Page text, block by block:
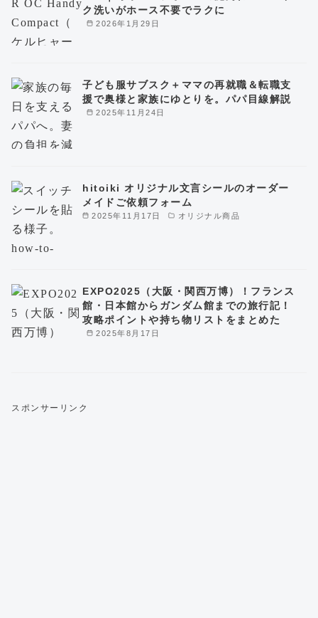
2026年1月29日
ク洗いがホース不要でラクに
2025年11月24日
子ども服サブスク＋ママの再就職＆転職支
援で奥様と家族にゆとりを。パパ目線解説
2025年11月17日 オリジナル商品
hitoiki オリジナル文言シールのオーダー
メイドご依頼フォーム
2025年8月17日
EXPO2025（大阪・関西万博）！フランス
館・日本館からガンダム館までの旅行記！
攻略ポイントや持ち物リストをまとめた
スポンサーリンク